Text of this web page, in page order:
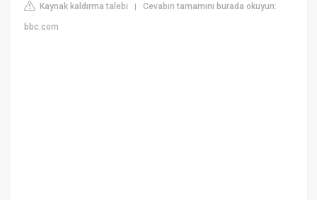
Kaynak kaldırma talebi |Cevabın tamamını burada okuyun:
bbc.com